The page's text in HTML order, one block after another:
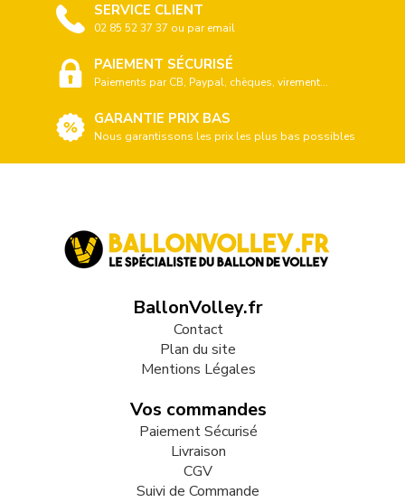
SERVICE CLIENT
02 85 52 37 37 ou par email
PAIEMENT SÉCURISÉ
Paiements par CB, Paypal, chèques, virement...
GARANTIE PRIX BAS
Nous garantissons les prix les plus bas possibles
BallonVolley.fr
Contact
Plan du site
Mentions Légales
Vos commandes
Paiement Sécurisé
Livraison
CGV
Suivi de Commande